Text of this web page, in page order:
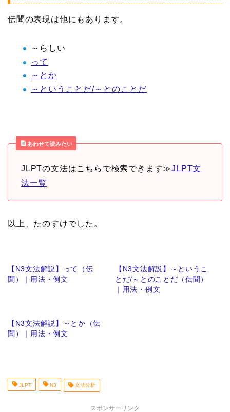
伝聞の表現は他にもあります。
～らしい
って
～とか
～ということだ/～とのことだ
あわせて読みたい
JLPTの文法はこちらで検索できます≫JLPT文
法一覧
以上、たのすけでした。
【N3文法解説】って（伝
聞）｜用法・例文
【N3文法解説】～というこ
とだ/～とのことだ（伝聞）
｜用法・例文
【N3文法解説】～とか（伝
聞）｜用法・例文
JLPT N3 文法分析
スポンサーリンク